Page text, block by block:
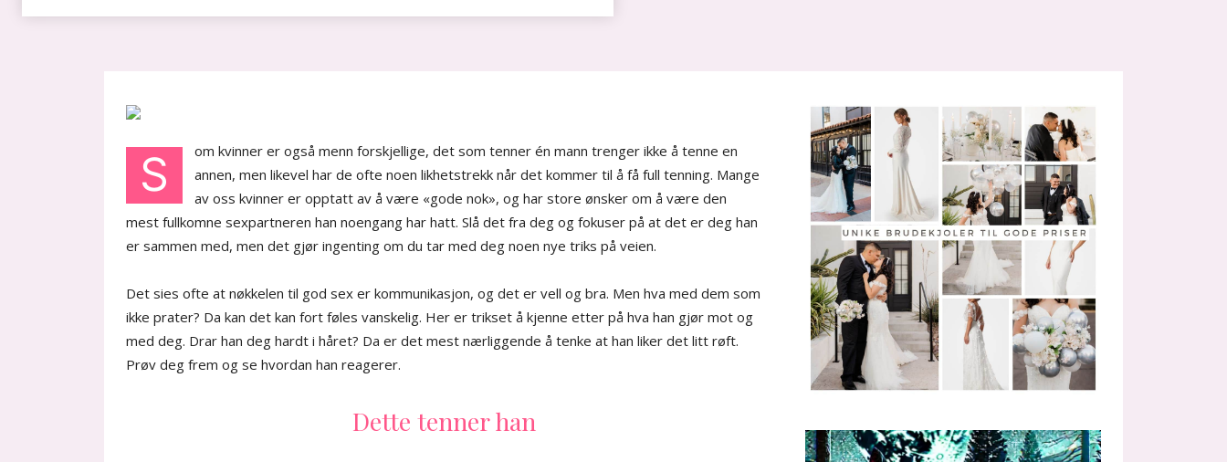
S
om kvinner er også menn forskjellige, det som tenner én mann trenger ikke å tenne en
annen, men likevel har de ofte noen likhetstrekk når det kommer til å få full tenning. Mange
av oss kvinner er opptatt av å være «gode nok», og har store ønsker om å være den
mest fullkomne sexpartneren han noengang har hatt. Slå det fra deg og fokuser på at det er deg han
er sammen med, men det gjør ingenting om du tar med deg noen nye triks på veien.
Det sies ofte at nøkkelen til god sex er kommunikasjon, og det er vell og bra. Men hva med dem som
ikke prater? Da kan det kan fort føles vanskelig. Her er trikset å kjenne etter på hva han gjør mot og
med deg. Drar han deg hardt i håret? Da er det mest nærliggende å tenke at han liker det litt røft.
Prøv deg frem og se hvordan han reagerer.
Dette tenner han